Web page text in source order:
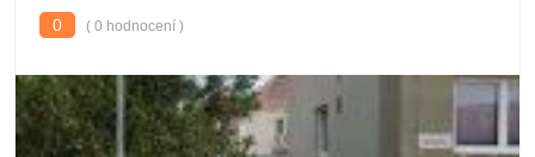
0
( 0 hodnocení )